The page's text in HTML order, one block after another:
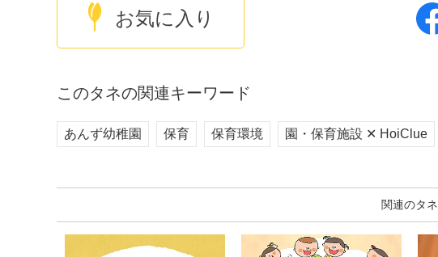
お気に入り
このタネの関連キーワード
あんず幼稚園 保育 保育環境 園・保育施設 ✕ HoiClue
関連のタネ